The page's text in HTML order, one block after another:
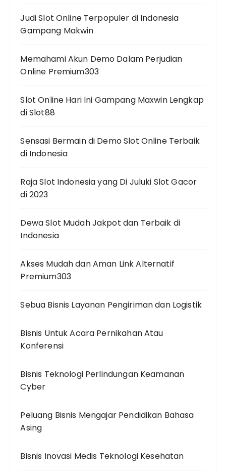
Judi Slot Online Terpopuler di Indonesia
Gampang Makwin
Memahami Akun Demo Dalam Perjudian
Online Premium303
Slot Online Hari Ini Gampang Maxwin Lengkap
di Slot88
Sensasi Bermain di Demo Slot Online Terbaik
di Indonesia
Raja Slot Indonesia yang Di Juluki Slot Gacor
di 2023
Dewa Slot Mudah Jakpot dan Terbaik di
Indonesia
Akses Mudah dan Aman Link Alternatif
Premium303
Sebua Bisnis Layanan Pengiriman dan Logistik
Bisnis Untuk Acara Pernikahan Atau
Konferensi
Bisnis Teknologi Perlindungan Keamanan
Cyber
Peluang Bisnis Mengajar Pendidikan Bahasa
Asing
Bisnis Inovasi Medis Teknologi Kesehatan